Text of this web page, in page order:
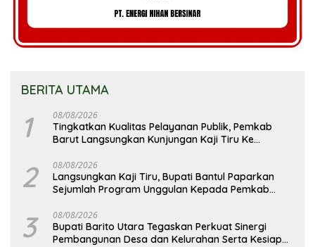
BERITA UTAMA
1 08/08/2026
Tingkatkan Kualitas Pelayanan Publik, Pemkab
Barut Langsungkan Kunjungan Kaji Tiru Ke
2 08/08/2026
Langsungkan Kaji Tiru, Bupati Bantul Paparkan
Sejumlah Program Unggulan Kepada Pemkab
3 08/08/2026
Bupati Barito Utara Tegaskan Perkuat Sinergi
Pembangunan Desa dan Kelurahan Serta Kesiapan